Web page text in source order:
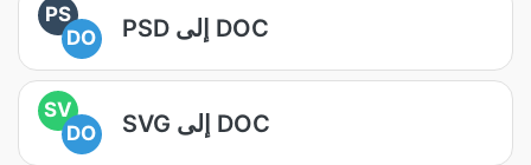
PS
DO
PSD إلى DOC
SV
DO
SVG إلى DOC